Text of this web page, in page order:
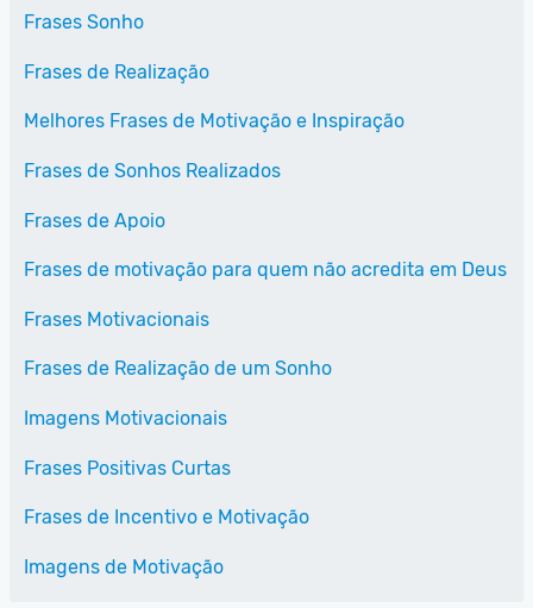
Frases Sonho
Frases de Realização
Melhores Frases de Motivação e Inspiração
Frases de Sonhos Realizados
Frases de Apoio
Frases de motivação para quem não acredita em Deus
Frases Motivacionais
Frases de Realização de um Sonho
Imagens Motivacionais
Frases Positivas Curtas
Frases de Incentivo e Motivação
Imagens de Motivação